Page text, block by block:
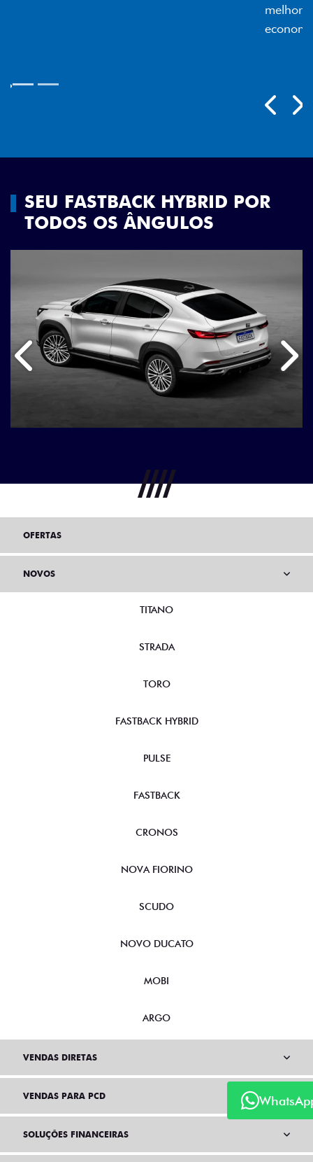
melhor luminosidade, maior durabilidade e mais
SEU FASTBACK HYBRID POR
TODOS OS ÂNGULOS
Anterior
OFERTAS
NOVOS
TITANO
STRADA
TORO
FASTBACK HYBRID
PULSE
FASTBACK
CRONOS
NOVA FIORINO
SCUDO
NOVO DUCATO
MOBI
ARGO
VENDAS DIRETAS
VENDAS PARA PCD
SOLUÇÕES FINANCEIRAS